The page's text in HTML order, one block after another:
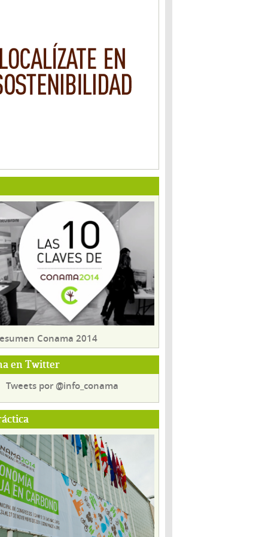
Conama 2014
en Twitter
Tweets por @info_conama